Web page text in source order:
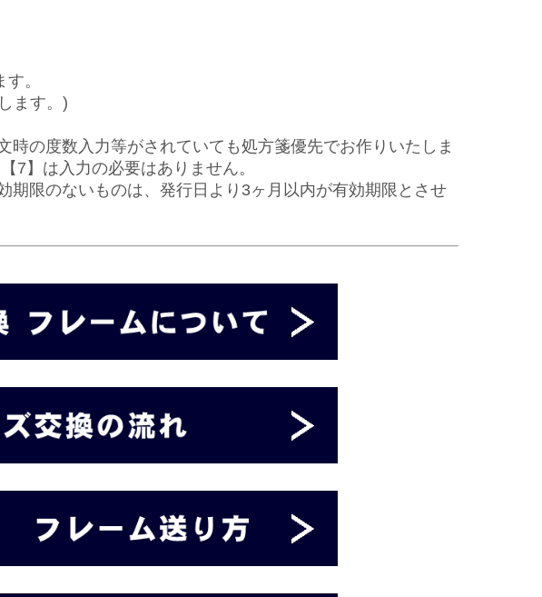
。
ます。)
時の度数入力等がされていても処方箋優先でお作りいたしま
7】は入力の必要はありません。
限のないものは、発行日より3ヶ月以内が有効期限とさせ